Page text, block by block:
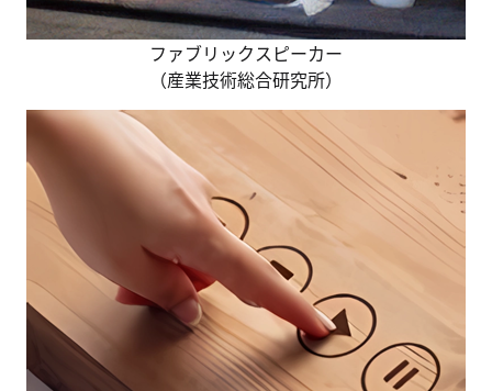
ファブリックスピーカー
（産業技術総合研究所）